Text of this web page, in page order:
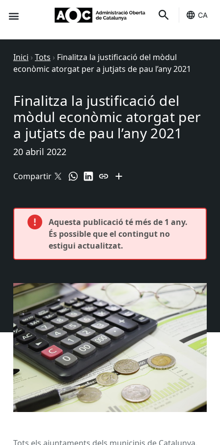
CA
Inici › Tots › Finalitza la justificació del mòdul
econòmic atorgat per a jutjats de pau l’any 2021
Finalitza la justificació del
mòdul econòmic atorgat per
a jutjats de pau l’any 2021
20 abril 2022
Compartir
Aquesta publicació té més de 1 any.
És possible que el contingut no
estigui actualitzat.